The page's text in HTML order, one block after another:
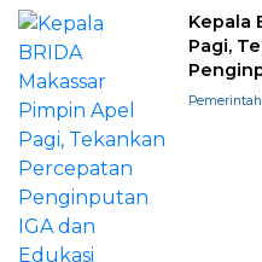
Kepala
Pagi,